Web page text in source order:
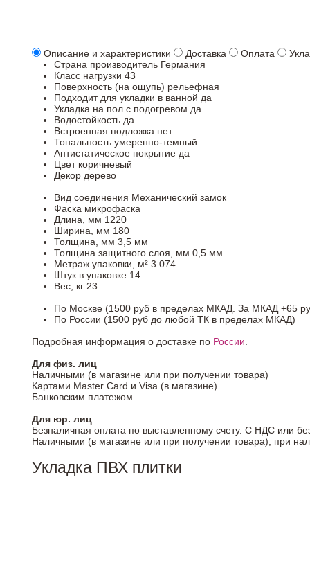
Описание и характеристики Доставка Оплата
Страна производитель Германия
Класс нагрузки 43
Поверхность (на ощупь) рельефная
Подходит для укладки в ванной да
Укладка на пол c подогревом да
Водостойкость да
Встроенная подложка нет
Тональность умеренно-темный
Антистатическое покрытие да
Цвет коричневый
Декор дерево
Вид соединения Механический замок
Фаска микрофаска
Длина, мм 1220
Ширина, мм 180
Толщина, мм 3,5 мм
Толщина защитного слоя, мм 0,5 мм
Метраж упаковки, м² 3.074
Штук в упаковке 14
Вес, кг 23
По Москве (1500 руб в пределах МКАД. За МКАД +65
По России (1500 руб до любой ТК в пределах МКАД)
Подробная информация о доставке по России
Для физ. лиц
Наличными (в магазине или при получении товара)
Картами Master Card и Visa (в магазине)
Банковским платежом
Для юр. лиц
Безналичная оплата по выставленному счету. С НДС или
Наличными (в магазине или при получении товара), при
Укладка ПВХ плитки